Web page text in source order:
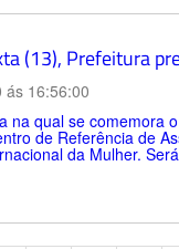
(13), Prefeitura
ás 16:56:00
na qual se comemora
de Referência de
da Mulher.